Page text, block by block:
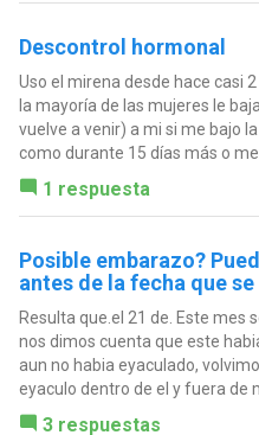
Descontrol hormonal
Uso el mirena desde hace casi
la mayoría de las mujeres le
vuelve a venir) a mi si me bajo
como durante 15 días más o
1 respuesta
Posible embarazo?
antes de la fecha que
Resulta que.el 21 de. Este mes
nos dimos cuenta que este
aun no habia eyaculado,
eyaculo dentro de el y fuera de
3 respuestas